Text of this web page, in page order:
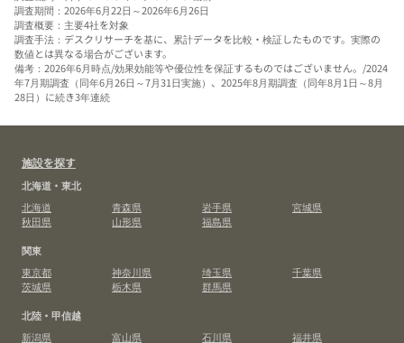
調査期間：2026年6月22日～2026年6月26日
調査概要：主要4社を対象
調査手法：デスクリサーチを基に、累計データを比較・検証したものです。実際の
数値とは異なる場合がございます。
備考：2026年6月時点/効果効能等や優位性を保証するものではございません。/2024
年7月期調査（同年6月26日～7月31日実施）、2025年8月期調査（同年8月1日～8月
28日）に続き3年連続
施設を探す
北海道・東北
北海道
青森県 岩手県
宮城県
秋田県
山形県
福島県
関東
東京都
神奈川県 埼玉県
千葉県
茨城県
栃木県
群馬県
北陸・甲信越
新潟県
富山県 石川県
福井県